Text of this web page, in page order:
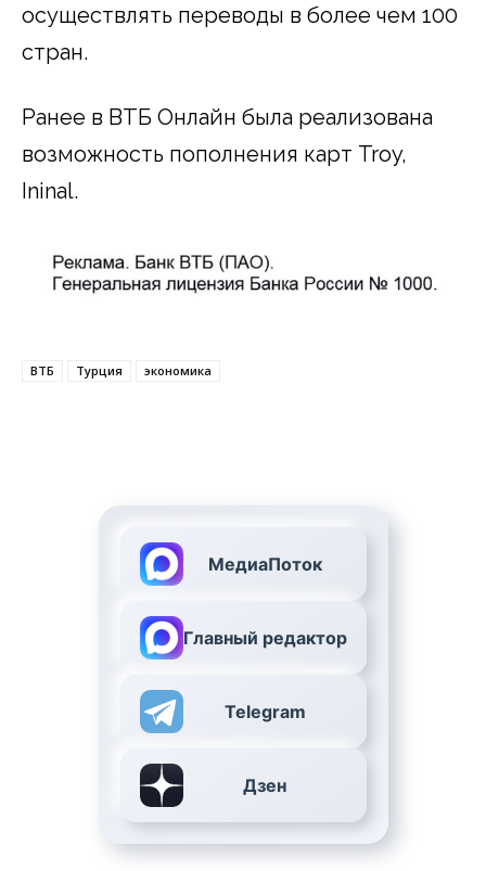
осуществлять переводы в более чем 100
стран.
Ранее в ВТБ Онлайн была реализована
возможность пополнения карт Troy,
Ininal.
ВТБ Турция экономика
МедиаПоток
Главный редактор
Telegram
Дзен